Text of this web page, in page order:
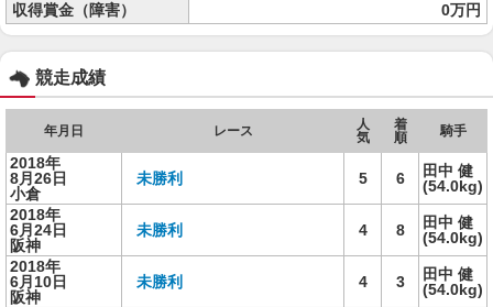
収得賞金（障害）
0万円
競走成績
年月日 レース
人
気
着
順
騎手
2018年
8月26日
小倉
未勝利 5 6
田中 健
(54.0kg)
2018年
6月24日
阪神
未勝利 4 8
田中 健
(54.0kg)
2018年
6月10日
阪神
未勝利 4 3
田中 健
(54.0kg)